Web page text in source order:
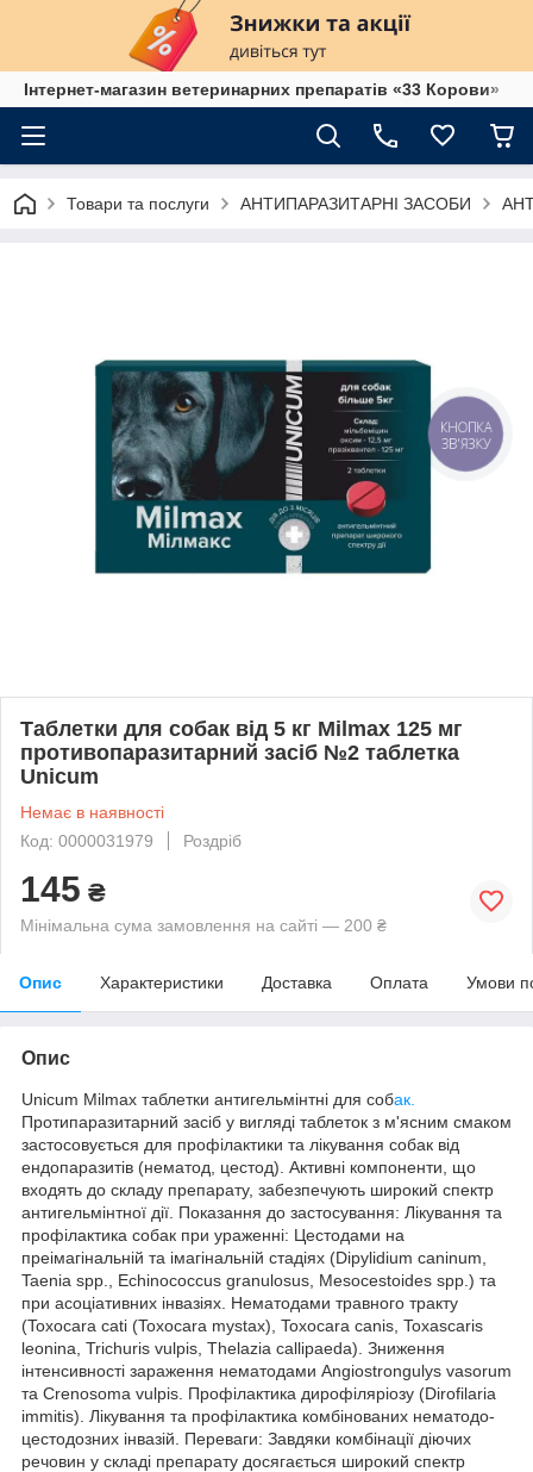
Інтернет-магазин ветеринарних препаратів «33 Корови»
Товари та послуги АНТИПАРАЗИТАРНІ ЗАСОБИ
Таблетки для собак від 5 кг Milmax 125 мг
противопаразитарний засіб №2 таблетка
Unicum
Немає в наявності
Код: 0000031979
Роздріб
145 ₴
Мінімальна сума замовлення на сайті — 200 ₴
Опис Характеристики Доставка Оплата Умови
Опис
Unicum Milmax таблетки антигельмінтні для собак.
Протипаразитарний засіб у вигляді таблеток з м'ясним смаком
застосовується для профілактики та лікування собак від
ендопаразитів (нематод, цестод). Активні компоненти, що
входять до складу препарату, забезпечують широкий спектр
антигельмінтної дії. Показання до застосування: Лікування та
профілактика собак при ураженні: Цестодами на
преімагінальній та імагінальній стадіях (Dipylidium caninum,
Taenia spp., Echinococcus granulosus, Mesocestoides spp.) та
при асоціативних інвазіях. Нематодами травного тракту
(Toxocara cati (Toxocara mystax), Toxocara canis, Toxascaris
leonina, Trichuris vulpis, Thelazia callipaeda). Зниження
інтенсивності зараження нематодами Angiostrongulys vasorum
та Crenosoma vulpis. Профілактика дирофіляріозу (Dirofilaria
immitis). Лікування та профілактика комбінованих нематодо-
цестодозних інвазій. Переваги: Завдяки комбінації діючих
речовин у складі препарату досягається широкий спектр
КНОПКА
ЗВ'ЯЗКУ